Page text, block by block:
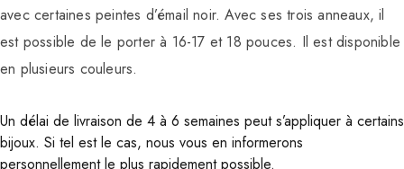
avec certaines peintes d’émail noir. Avec ses trois anneaux, il
est possible de le porter à 16-17 et 18 pouces. Il est disponible
en plusieurs couleurs.
Un délai de livraison de 4 à 6 semaines peut s’appliquer à certains
bijoux. Si tel est le cas, nous vous en informerons
personnellement le plus rapidement possible.